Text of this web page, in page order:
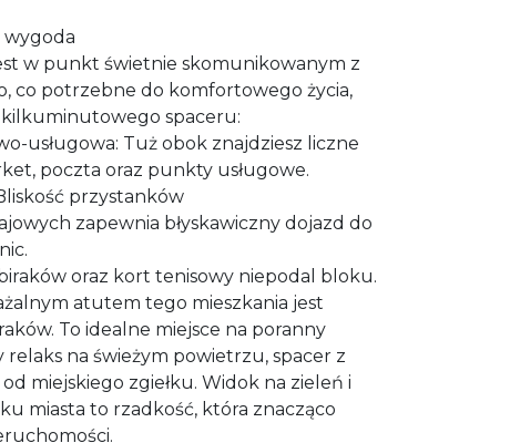
wygoda
w punkt świetnie skomunikowanym z
co potrzebne do komfortowego życia,
spaceru:
usługowa: Tuż obok znajdziesz liczne
poczta oraz punkty usługowe.
przystanków
zapewnia błyskawiczny dojazd do
oraz kort tenisowy niepodal bloku.
atutem tego mieszkania jest
To idealne miejsce na poranny
relaks na świeżym powietrzu, spacer z
miejskiego zgiełku. Widok na zieleń i
miasta to rzadkość, która znacząco